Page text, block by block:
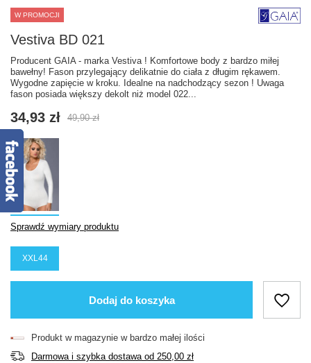
W PROMOCJI
Vestiva BD 021
Producent GAIA - marka Vestiva ! Komfortowe body z bardzo miłej
bawełny! Fason przylegający delikatnie do ciała z długim rękawem.
Wygodne zapięcie w kroku. Idealne na nadchodzący sezon ! Uwaga
fason posiada większy dekolt niż model 022...
34,93 zł 49,90 zł
Sprawdź wymiary produktu
XXL44
Dodaj do koszyka
Produkt w magazynie w bardzo małej ilości
Darmowa i szybka dostawaod 250,00 zł